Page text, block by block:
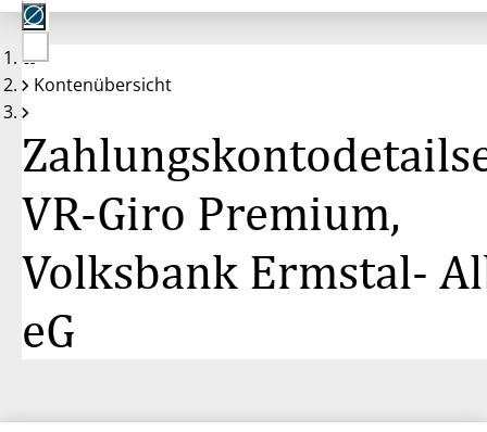
auf
100
Keine
Konten
Kontenübersicht
VR-Giro Premium,
Volksbank Ermstal-
eG